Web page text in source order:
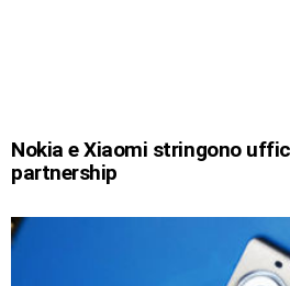
Nokia e Xiaomi stringono
partnership